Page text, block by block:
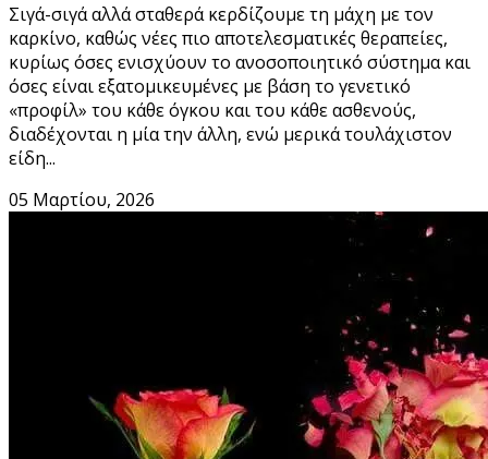
Σιγά-σιγά αλλά σταθερά κερδίζουμε τη μάχη με τον
καρκίνο, καθώς νέες πιο αποτελεσματικές θεραπείες,
κυρίως όσες ενισχύουν το ανοσοποιητικό σύστημα και
όσες είναι εξατομικευμένες με βάση το γενετικό
«προφίλ» του κάθε όγκου και του κάθε ασθενούς,
διαδέχονται η μία την άλλη, ενώ μερικά τουλάχιστον
είδη...
05 Μαρτίου, 2026